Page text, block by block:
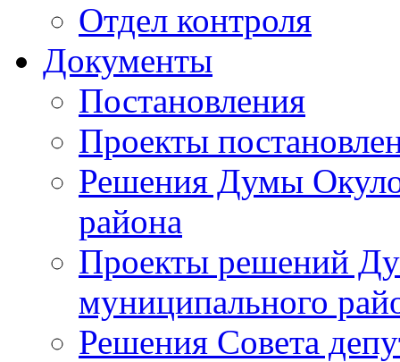
Отдел контроля
Документы
Постановления
Проекты
Решения Думы
района
Проекты решений
муниципального
Решения Совета